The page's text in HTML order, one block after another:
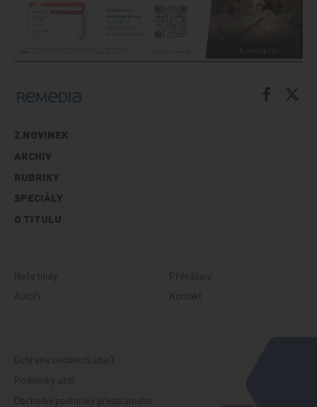
Z NOVINEK
ARCHIV
RUBRIKY
SPECIÁLY
O TITULU
Naše tituly
Autoři
Přihlášení
Kontakt
Ochrana osobních údajů
Podmínky užití
Obchodní podmínky předplatného